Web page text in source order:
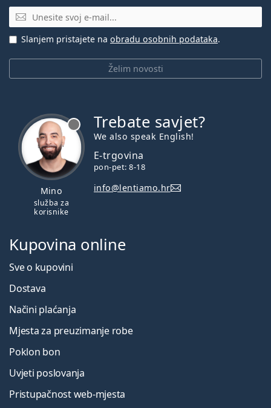
E-mail
Želim novosti
Slanjem pristajete na obradu osobnih podataka.
Mino
služba za
korisnike
Trebate savjet?
We also speak English!
E-trgovina
pon-pet: 8-18
info@lentiamo.hr
Kupovina online
Sve o kupovini
Dostava
Načini plaćanja
Mjesta za preuzimanje robe
Poklon bon
Uvjeti poslovanja
Pristupačnost web-mjesta